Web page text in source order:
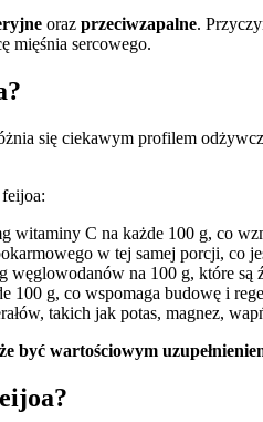
oraz przeciwzapalne.
mięśnia sercowego.
się ciekawym profilem
witaminy C na każde 100 g, co
w tej samej porcji, co
węglowodanów na 100 g, które są
100 g, co wspomaga budowę i
takich jak potas, magnez,
być wartościowym